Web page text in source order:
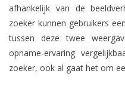
afhankelijk van de
zoeker kunnen gebruikers
tussen deze twee
opname-ervaring
zoeker, ook al gaat het om